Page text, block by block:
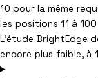
10 pour la même
les positions 11 à
L’étude BrightEdge
encore plus faible, à